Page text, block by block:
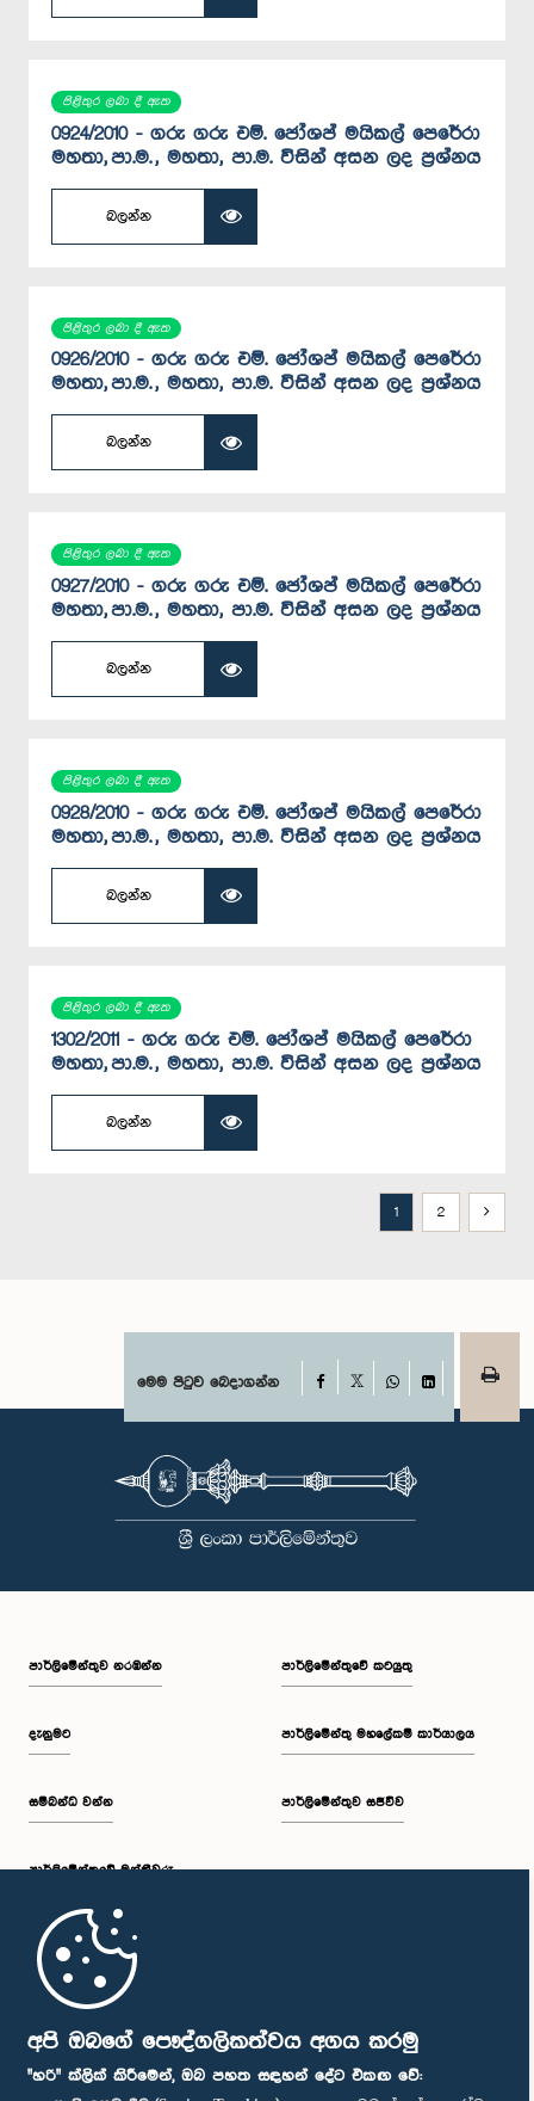
අපි ඔබගේ පෞද්ගලිකත්වය අගය කරමු
"හරි" ක්ලික් කිරීමෙන්, ඔබ පහත සඳහන් දේට එකඟ වේ:
පිළිතුර ලබා දී ඇත
0924/2010 - ගරු ගරු එම්. ජෝශප් මයිකල් පෙරේරා
මහතා, පා.ම. , මහතා, පා.ම. විසින් අසන ලද ප්‍රශ්නය
බලන්න
පිළිතුර ලබා දී ඇත
0926/2010 - ගරු ගරු එම්. ජෝශප් මයිකල් පෙරේරා
මහතා, පා.ම. , මහතා, පා.ම. විසින් අසන ලද ප්‍රශ්නය
බලන්න
පිළිතුර ලබා දී ඇත
0927/2010 - ගරු ගරු එම්. ජෝශප් මයිකල් පෙරේරා
මහතා, පා.ම. , මහතා, පා.ම. විසින් අසන ලද ප්‍රශ්නය
බලන්න
පිළිතුර ලබා දී ඇත
0928/2010 - ගරු ගරු එම්. ජෝශප් මයිකල් පෙරේරා
මහතා, පා.ම. , මහතා, පා.ම. විසින් අසන ලද ප්‍රශ්නය
බලන්න
පිළිතුර ලබා දී ඇත
1302/2011 - ගරු ගරු එම්. ජෝශප් මයිකල් පෙරේරා
මහතා, පා.ම. , මහතා, පා.ම. විසින් අසන ලද ප්‍රශ්නය
බලන්න
1 2
මෙම පිටුව බෙදාගන්න Facebook
WhatsAppLinkedIn
පාර්ලි‌මේන්තුව නරඹන්න
දැනුමට
සම්බන්ධ වන්න
පාර්ලි‌මේන්තුවේ මන්ත්‍රීවරු
මුල් පිටුව
පාර්ලිමේන්තුවේ කටයුතු
පාර්ලිමේන්තු මහලේකම් කාර්යාලය
පාර්ලිමේන්තුව සජීවීව
පාර්ලිමේන්තු ජංගම යෙදුම